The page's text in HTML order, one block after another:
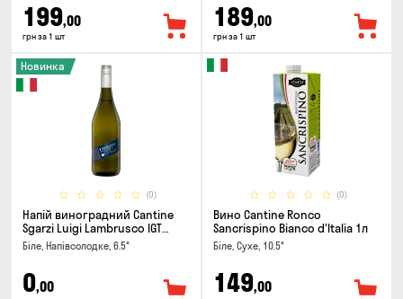
199,00
грн за 1 шт
189,00
грн за 1 шт
(0)
Новинка
Напій виноградний Cantine
Sgarzi Luigi Lambrusco IGT
Emilia Bianca Frizziante 0.75л
Біле, Напівсолодке, 6.5°
0,00
(0)
Вино Cantine Ronco
Sancrispino Bianco d'Italia 1л
Біле, Сухе, 10.5°
149,00